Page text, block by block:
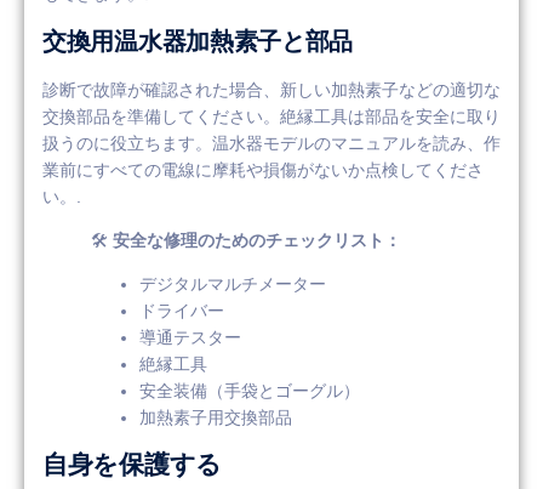
交換用温水器加熱素子と部品
診断で故障が確認された場合、新しい加熱素子などの適切な
交換部品を準備してください。絶縁工具は部品を安全に取り
扱うのに役立ちます。温水器モデルのマニュアルを読み、作
業前にすべての電線に摩耗や損傷がないか点検してくださ
い。.
🛠️ 安全な修理のためのチェックリスト：
デジタルマルチメーター
ドライバー
導通テスター
絶縁工具
安全装備（手袋とゴーグル）
加熱素子用交換部品
自身を保護する